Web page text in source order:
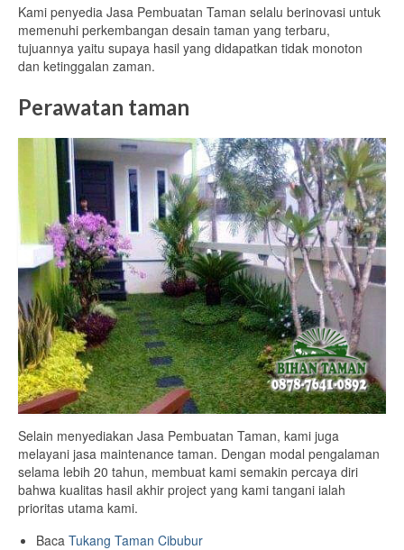
Kami penyedia Jasa Pembuatan Taman selalu berinovasi untuk
memenuhi perkembangan desain taman yang terbaru,
tujuannya yaitu supaya hasil yang didapatkan tidak monoton
dan ketinggalan zaman.
Perawatan taman
Selain menyediakan Jasa Pembuatan Taman, kami juga
melayani jasa maintenance taman. Dengan modal pengalaman
selama lebih 20 tahun, membuat kami semakin percaya diri
bahwa kualitas hasil akhir project yang kami tangani ialah
prioritas utama kami.
Baca Tukang Taman Cibubur